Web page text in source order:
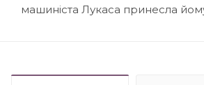
машиніста Лукаса принесла